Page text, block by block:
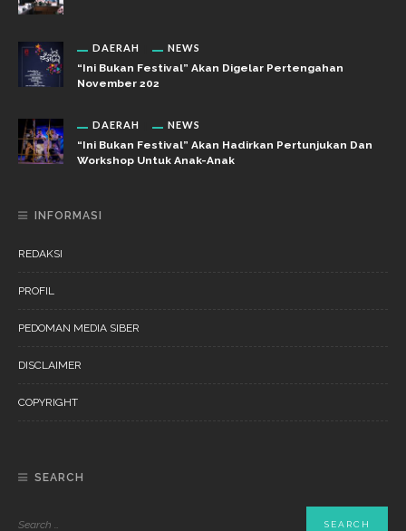
DAERAH NEWS
“Ini Bukan Festival” Akan Digelar Pertengahan
November 202
DAERAH NEWS
“Ini Bukan Festival” Akan Hadirkan Pertunjukan Dan
Workshop Untuk Anak-Anak
INFORMASI
REDAKSI
PROFIL
PEDOMAN MEDIA SIBER
DISCLAIMER
COPYRIGHT
SEARCH